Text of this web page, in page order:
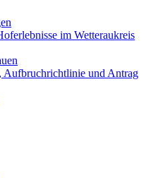
im Wetteraukreis
Aufbruchrichtlinie und Antrag